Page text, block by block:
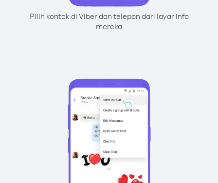
Pilih kontak di Viber dan telepon dari layar info
mereka